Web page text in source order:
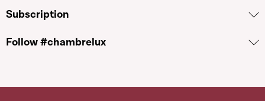
Subscription
Follow #chambrelux